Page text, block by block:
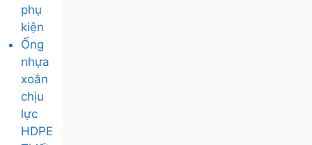
phụ
kiện
Ống
nhựa
xoắn
chịu
lực
HDPE